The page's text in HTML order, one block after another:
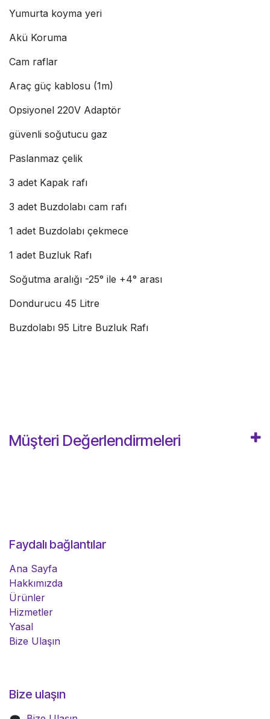
Yumurta koyma yeri
Akü Koruma
Cam raflar
Araç güç kablosu (1m)
Opsiyonel 220V Adaptör
güvenli soğutucu gaz
Paslanmaz çelik
3 adet Kapak rafı
3 adet Buzdolabı cam rafı
1 adet Buzdolabı çekmece
1 adet Buzluk Rafı
Soğutma aralığı -25° ile +4° arası
Dondurucu 45 Litre
Buzdolabı 95 Litre Buzluk Rafı
Müşteri Değerlendirmeleri
Faydalı bağlantılar
Ana Sayfa
Hakkımızda
Ürünler
Hizmetler
Yasal
Bize Ulaşın
Bize ulaşın